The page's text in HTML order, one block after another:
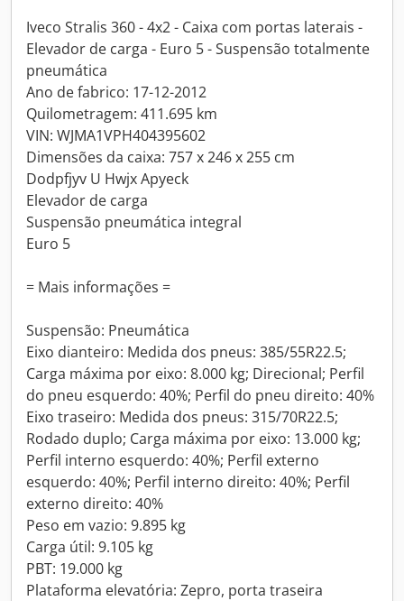
Iveco Stralis 360 - 4x2 - Caixa com portas laterais -
Elevador de carga - Euro 5 - Suspensão totalmente
pneumática
Ano de fabrico: 17-12-2012
Quilometragem: 411.695 km
VIN: WJMA1VPH404395602
Dimensões da caixa: 757 x 246 x 255 cm
Dodpfjyv U Hwjx Apyeck
Elevador de carga
Suspensão pneumática integral
Euro 5
= Mais informações =
Suspensão: Pneumática
Eixo dianteiro: Medida dos pneus: 385/55R22.5;
Carga máxima por eixo: 8.000 kg; Direcional; Perfil
do pneu esquerdo: 40%; Perfil do pneu direito: 40%
Eixo traseiro: Medida dos pneus: 315/70R22.5;
Rodado duplo; Carga máxima por eixo: 13.000 kg;
Perfil interno esquerdo: 40%; Perfil externo
esquerdo: 40%; Perfil interno direito: 40%; Perfil
externo direito: 40%
Peso em vazio: 9.895 kg
Carga útil: 9.105 kg
PBT: 19.000 kg
Plataforma elevatória: Zepro, porta traseira